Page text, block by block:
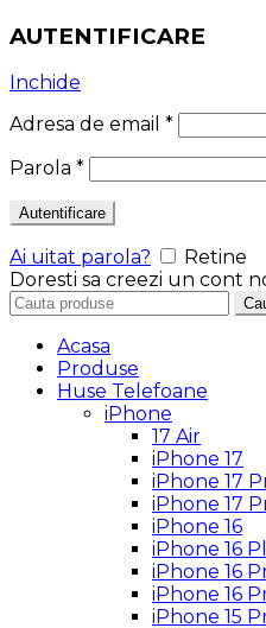
AUTENTIFICARE
Inchide
Adresa de email *
Parola *
Autentificare
Ai uitat parola?
Retine
Doresti sa creezi un cont
Search
Acasa
Produse
Huse Telefoane
iPhone
17 Air
iPhone 17
iPhone 17
iPhone 17
iPhone 16
iPhone 16
iPhone 16
iPhone 16
iPhone 15